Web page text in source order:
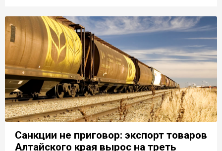
Санкции не приговор: экспорт товаров
Алтайского края вырос на треть